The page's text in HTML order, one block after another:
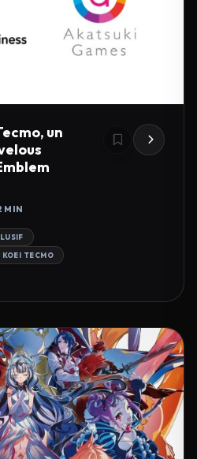
un
MIN
KOEI TECMO